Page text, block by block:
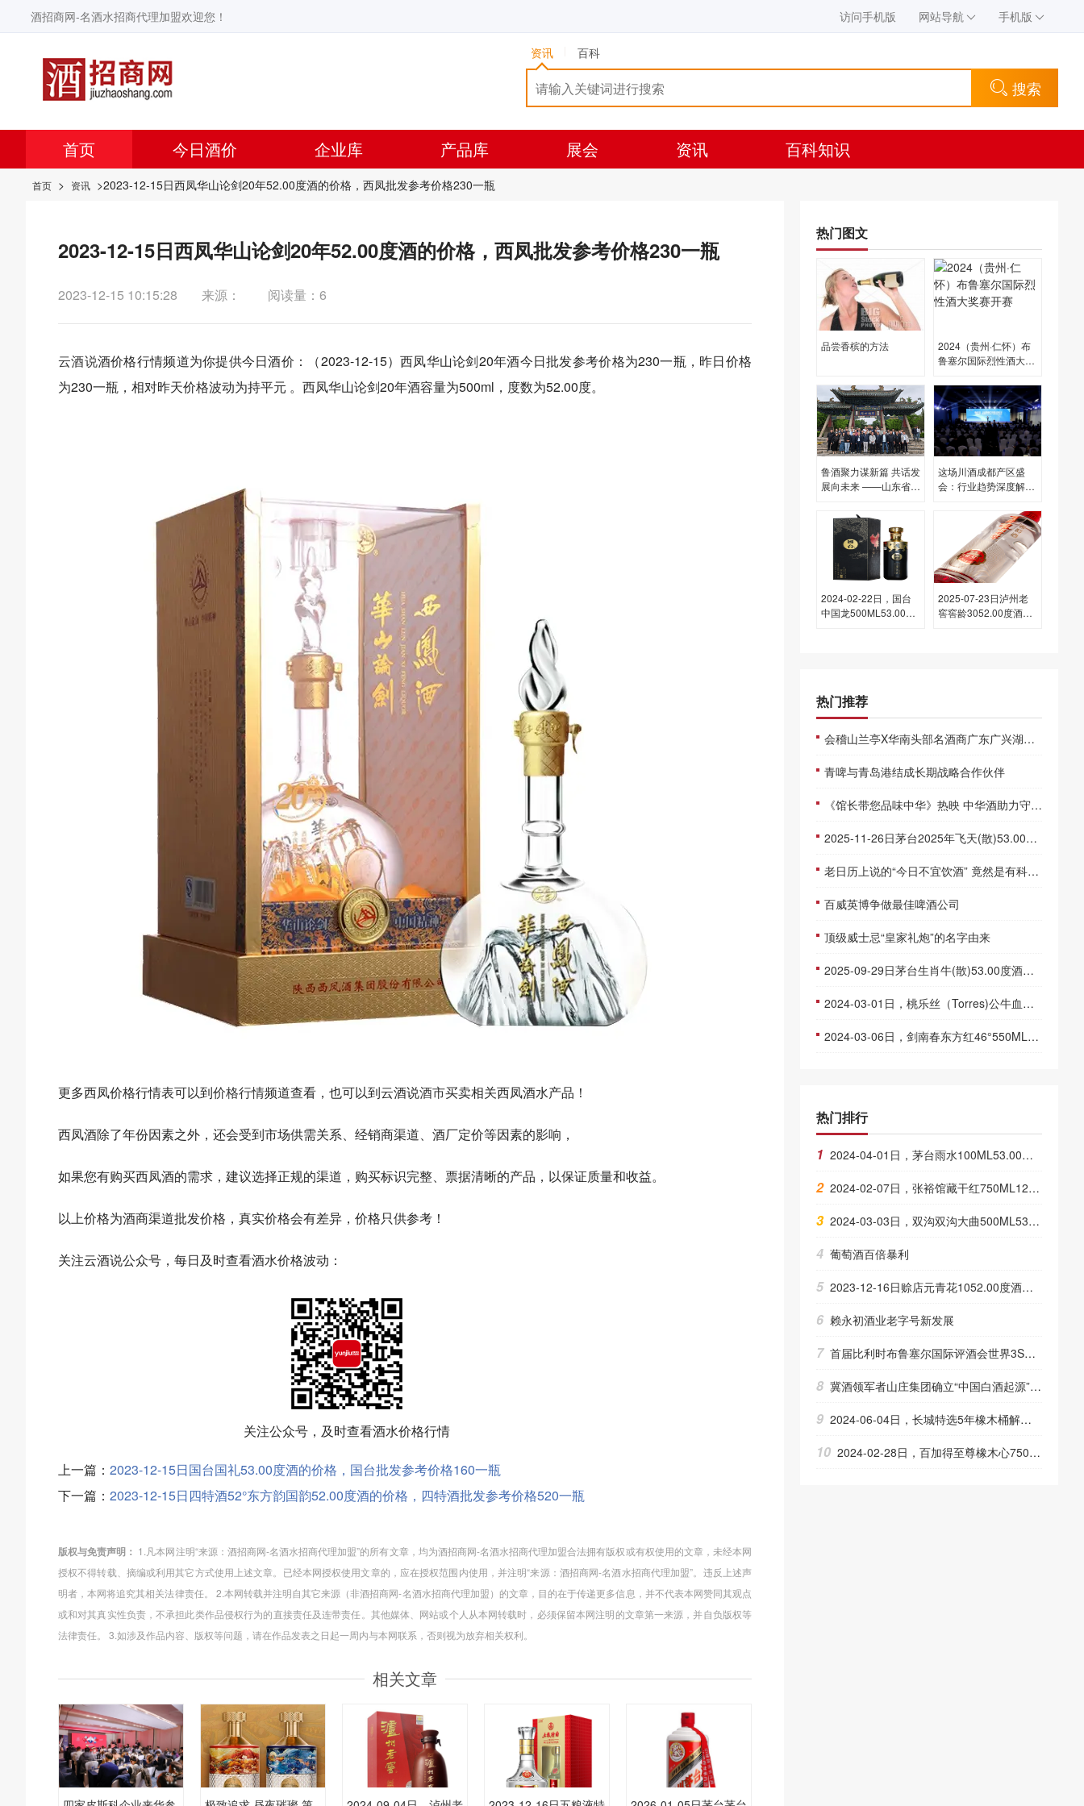
酒招商网-名酒水招商代理加盟欢迎您！ 访问手机版 网站导航 手机版
资讯 百科
搜索
首页 今日酒价 企业库 产品库 展会 资讯 百科知识
首页 > 资讯 >2023-12-15日西凤华山论剑20年52.00度酒的价格，西凤批发参考价格230一瓶
2023-12-15日西凤华山论剑20年52.00度酒的价格，西凤批发参考价格230一瓶
2023-12-15 10:15:28 来源： 阅读量：6
云酒说酒价格行情频道为你提供今日酒价：（2023-12-15）西凤华山论剑20年酒今日批发参考价格为230一瓶，昨日价格
为230一瓶，相对昨天价格波动为持平元 。西凤华山论剑20年酒容量为500ml，度数为52.00度。
更多西凤价格行情表可以到价格行情频道查看，也可以到云酒说酒市买卖相关西凤酒水产品！
西凤酒除了年份因素之外，还会受到市场供需关系、经销商渠道、酒厂定价等因素的影响，
如果您有购买西凤酒的需求，建议选择正规的渠道，购买标识完整、票据清晰的产品，以保证质量和收益。
以上价格为酒商渠道批发价格，真实价格会有差异，价格只供参考！
关注云酒说公众号，每日及时查看酒水价格波动：
关注公众号，及时查看酒水价格行情
上一篇： 2023-12-15日国台国礼53.00度酒的价格，国台批发参考价格160一瓶
下一篇： 2023-12-15日四特酒52°东方韵国韵52.00度酒的价格，四特酒批发参考价格520一瓶
版权与免责声明： 1.凡本网注明“来源：酒招商网-名酒水招商代理加盟”的所有文章，均为酒招商网-名酒水招商代理加盟合法拥有版权或有权使用的文章，未经本网
授权不得转载、摘编或利用其它方式使用上述文章。已经本网授权使用文章的，应在授权范围内使用，并注明“来源：酒招商网-名酒水招商代理加盟”。违反上述声
明者，本网将追究其相关法律责任。 2.本网转载并注明自其它来源（非酒招商网-名酒水招商代理加盟）的文章，目的在于传递更多信息，并不代表本网赞同其观点
或和对其真实性负责，不承担此类作品侵权行为的直接责任及连带责任。其他媒体、网站或个人从本网转载时，必须保留本网注明的文章第一来源，并自负版权等
法律责任。 3.如涉及作品内容、版权等问题，请在作品发表之日起一周内与本网联系，否则视为放弃相关权利。
相关文章
热门图文
品尝香槟的方法
2024（贵州·仁怀）布
鲁塞尔国际烈性酒大奖
鲁酒聚力谋新篇 共话发
展向未来 ——山东省糖
西圆满召开
这场川酒成都产区盛
会：行业趋势深度解
2024-02-22日，国台
中国龙500ML53.00度
2025-07-23日泸州老
窖窖龄3052.00度酒的
热门推荐
会稽山兰亭X华南头部名酒商广东广兴湖达成战略合作，白酒大商集体重仓高端黄酒！
青啤与青岛港结成长期战略合作伙伴
《馆长带您品味中华》热映 中华酒助力守护“莫高精神”
2025-11-26日茅台2025年飞天(散)53.00度酒价格为1,600一瓶，下跌 15元
老日历上说的“今日不宜饮酒” 竟然是有科学依据的
百威英博争做最佳啤酒公司
顶级威士忌“皇家礼炮”的名字由来
2025-09-29日茅台生肖牛(散)53.00度酒价格为2,430一瓶，下跌 20元
2024-03-01日，桃乐丝（Torres)公牛血（白）750ML11.50度酒每瓶的价格是多少呢？
2024-03-06日，剑南春东方红46°550ML46.00度酒每瓶的价格是多少呢？
热门排行
1 2024-04-01日，茅台雨水100ML53.00度酒每瓶的价格是多少呢？
2 2024-02-07日，张裕馆藏干红750ML12.00度酒每瓶的价格是多少呢？
3 2024-03-03日，双沟双沟大曲500ML53.00度酒每瓶的价格是多少呢？
4 葡萄酒百倍暴利
5 2023-12-16日赊店元青花1052.00度酒的价格，赊店批发参考价格105一瓶
6 赖永初酒业老字号新发展
7 首届比利时布鲁塞尔国际评酒会世界3S葡萄酒大赛将于下月18号开幕
8 冀酒领军者山庄集团确立“中国白酒起源”地位，斩获科学技术特等奖，领跑历史经典产业
9 2024-06-04日，长城特选5年橡木桶解百纳750ML12.50度酒每瓶的价格是多少呢？
10 2024-02-28日，百加得至尊橡木心750ML35.00度酒每瓶的价格是多少呢？